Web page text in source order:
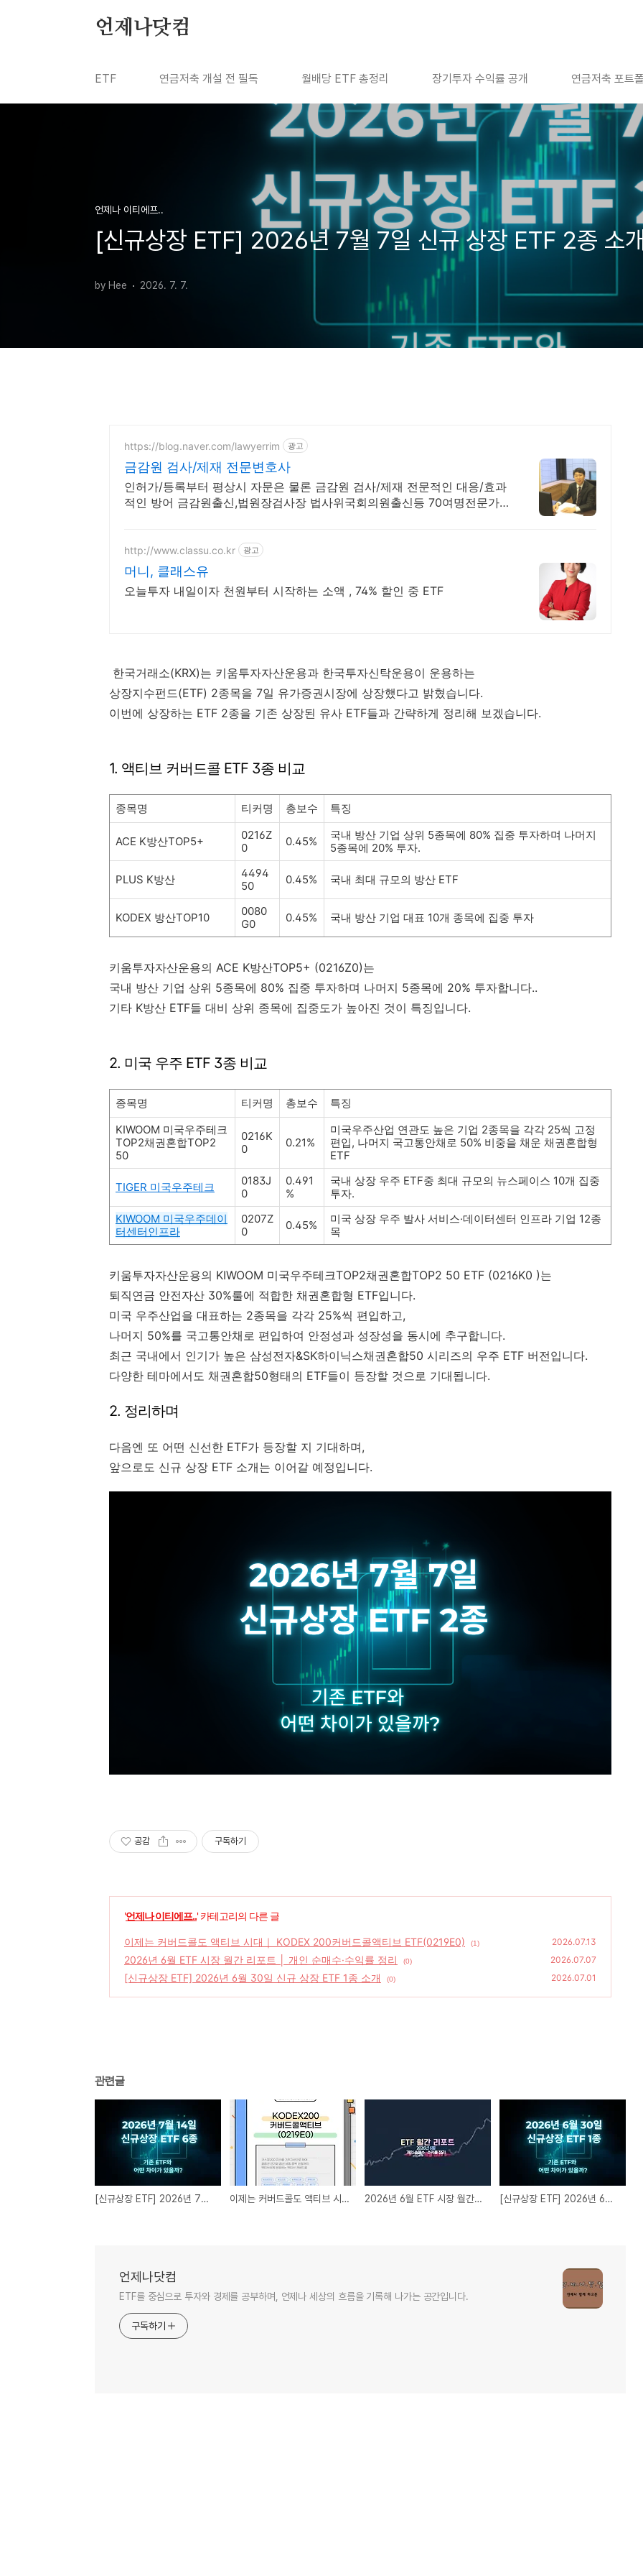
언제나닷컴
ETF 연금저축 개설 전 필독 월배당 ETF 총정리 장기투자 수익률 공개 연금저축 포트
언제나 이티에프..
[신규상장 ETF] 2026년 7월 7일 신규 상장 ETF 2종 소
by Hee 2026. 7. 7.
https://blog.naver.com/lawyerrim 광고
금감원 검사/제재 전문변호사
인허가/등록부터 평상시 자문은 물론 금감원 검사/제재 전문적인 대응/효과
적인 방어 금감원출신,법원장검사장 법사위국회의원출신등 70여명전문가
http://www.classu.co.kr 광고
머니, 클래스유
오늘투자 내일이자 천원부터 시작하는 소액 , 74% 할인 중 ETF
한국거래소(KRX)는 키움투자자산운용과 한국투자신탁운용이 운용하는
상장지수펀드(ETF) 2종목을 7일 유가증권시장에 상장했다고 밝혔습니다.
이번에 상장하는 ETF 2종을 기존 상장된 유사 ETF들과 간략하게 정리해 보겠습니다.
1. 액티브 커버드콜 ETF 3종 비교
종목명 티커명 총보수 특징
ACE K방산TOP5+
0216Z
0
0.45%
국내 방산 기업 상위 5종목에 80% 집중 투자하며 나머지
5종목에 20% 투자.
PLUS K방산
4494
50
0.45% 국내 최대 규모의 방산 ETF
KODEX 방산TOP10
0080
G0
0.45% 국내 방산 기업 대표 10개 종목에 집중 투자
키움투자자산운용의 ACE K방산TOP5+ (0216Z0)는
국내 방산 기업 상위 5종목에 80% 집중 투자하며 나머지 5종목에 20% 투자합니다..
기타 K방산 ETF들 대비 상위 종목에 집중도가 높아진 것이 특징입니다.
2. 미국 우주 ETF 3종 비교
종목명 티커명 총보수
특징
KIWOOM 미국우주테크
TOP2채권혼합TOP2
50
0216K
0
0.21%
미국우주산업 연관도 높은 기업 2종목을 각각 25씩 고정
편입, 나머지 국고통안채로 50% 비중을 채운 채권혼합형
ETF
TIGER 미국우주테크
0183J
0
0.491
%
국내 상장 우주 ETF중 최대 규모의 뉴스페이스 10개 집중
투자.
KIWOOM 미국우주데이
터센터인프라
0207Z
0
0.45%
미국 상장 우주 발사 서비스·데이터센터 인프라 기업 12종
목
키움투자자산운용의 KIWOOM 미국우주테크TOP2채권혼합TOP2 50 ETF (0216K0 )는
퇴직연금 안전자산 30%룰에 적합한 채권혼합형 ETF입니다.
미국 우주산업을 대표하는 2종목을 각각 25%씩 편입하고,
나머지 50%를 국고통안채로 편입하여 안정성과 성장성을 동시에 추구합니다.
최근 국내에서 인기가 높은 삼성전자&SK하이닉스채권혼합50 시리즈의 우주 ETF 버전입니다.
다양한 테마에서도 채권혼합50형태의 ETF들이 등장할 것으로 기대됩니다.
2. 정리하며
다음엔 또 어떤 신선한 ETF가 등장할 지 기대하며,
앞으로도 신규 상장 ETF 소개는 이어갈 예정입니다.
공감 구독하기
'언제나 이티에프..' 카테고리의 다른 글
이제는 커버드콜도 액티브 시대｜ KODEX 200커버드콜액티브 ETF(0219E0) (1) 2026.07.13
2026년 6월 ETF 시장 월간 리포트 │ 개인 순매수·수익률 정리 (0) 2026.07.07
[신규상장 ETF] 2026년 6월 30일 신규 상장 ETF 1종 소개 (0) 2026.07.01
관련글
[신규상장 ETF] 2026년 7월 14일 신규 상장 ETF 6종 소개 이제는 커버드콜도 액티브 시대｜ KODEX 200커버드콜액티브 ETF(0219E0) 2026년 6월 ETF 시장 월간 리포트 │ 개인 순매수·수익률 정리 [신규상장 ETF] 2026년 6월 30일 신규 상장 ETF 1종 소개
언제나닷컴
ETF를 중심으로 투자와 경제를 공부하며, 언제나 세상의 흐름을 기록해 나가는 공간입니다.
구독하기